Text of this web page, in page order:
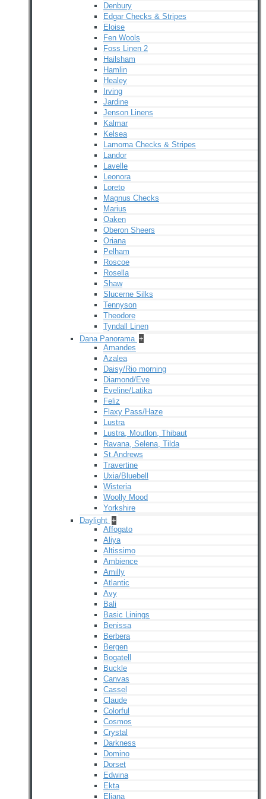
Denbury
Edgar Checks & Stripes
Eloise
Fen Wools
Foss Linen 2
Hailsham
Hamlin
Healey
Irving
Jardine
Jenson Linens
Kalmar
Kelsea
Lamorna Checks & Stripes
Landor
Lavelle
Leonora
Loreto
Magnus Checks
Marius
Oaken
Oberon Sheers
Oriana
Pelham
Roscoe
Rosella
Shaw
Slucerne Silks
Tennyson
Theodore
Tyndall Linen
Dana Panorama +
Amandes
Azalea
Daisy/Rio morning
Diamond/Eve
Eveline/Latika
Feliz
Flaxy Pass/Haze
Lustra
Lustra, Moutlon, Thibaut
Ravana, Selena, Tilda
St.Andrews
Travertine
Uxia/Bluebell
Wisteria
Woolly Mood
Yorkshire
Daylight +
Affogato
Aliya
Altissimo
Ambience
Amilly
Atlantic
Avy
Bali
Basic Linings
Benissa
Berbera
Bergen
Bogatell
Buckle
Canvas
Cassel
Claude
Colorful
Cosmos
Crystal
Darkness
Domino
Dorset
Edwina
Ekta
Eliana